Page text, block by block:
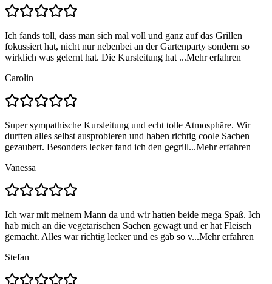
Ich fands toll, dass man sich mal voll und ganz auf das Grillen
fokussiert hat, nicht nur nebenbei an der Gartenparty sondern so
wirklich was gelernt hat. Die Kursleitung hat ...Mehr erfahren
Carolin
Super sympathische Kursleitung und echt tolle Atmosphäre. Wir
durften alles selbst ausprobieren und haben richtig coole Sachen
gezaubert. Besonders lecker fand ich den gegrill...Mehr erfahren
Vanessa
Ich war mit meinem Mann da und wir hatten beide mega Spaß. Ich
hab mich an die vegetarischen Sachen gewagt und er hat Fleisch
gemacht. Alles war richtig lecker und es gab so v...Mehr erfahren
Stefan